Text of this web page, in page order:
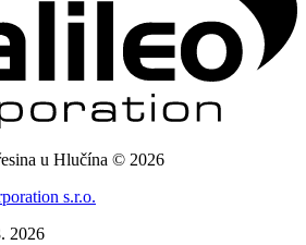
u Hlučína © 2026
s.r.o.
2026